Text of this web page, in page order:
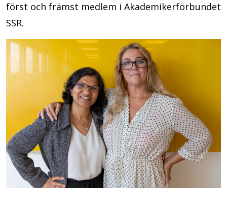
först och främst medlem i Akademikerförbundet
SSR.